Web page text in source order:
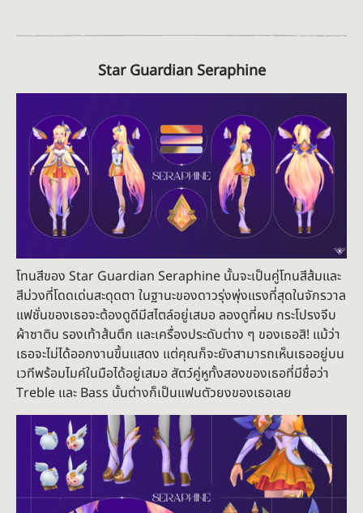
Star Guardian Seraphine
โทนสีของ Star Guardian Seraphine นั้นจะเป็นคู่โทนสีส้มและ
สีม่วงที่โดดเด่นสะดุดตา ในฐานะของดาวรุ่งพุ่งแรงที่สุดในจักรวาล
แฟชั่นของเธอจะต้องดูดีมีสไตล์อยู่เสมอ ลองดูที่ผม กระโปรงจีบ
ผ้าซาติน รองเท้าส้นตึก และเครื่องประดับต่าง ๆ ของเธอสิ! แม้ว่า
เธอจะไม่ได้ออกงานขึ้นแสดง แต่คุณก็จะยังสามารถเห็นเธออยู่บน
เวทีพร้อมไมค์ในมือได้อยู่เสมอ สัตว์คู่หูทั้งสองของเธอที่มีชื่อว่า
Treble และ Bass นั้นต่างก็เป็นแฟนตัวยงของเธอเลย